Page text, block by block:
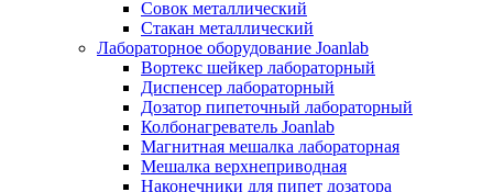
Совок металлический
Стакан металлический
Лабораторное оборудование Joanlab
Вортекс шейкер лабораторный
Диспенсер лабораторный
Дозатор пипеточный лабораторный
Колбонагреватель Joanlab
Магнитная мешалка лабораторная
Мешалка верхнеприводная
Наконечники для пипет дозатора